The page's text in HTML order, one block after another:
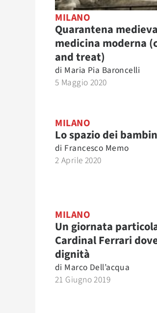
MILANO
Quarantena
medicina moderna
and treat)
di Maria Pia Baroncelli
5 Maggio 2020
MILANO
Lo spazio dei
di Francesco Memo
2 Aprile 2020
MILANO
Un giornata
Cardinal Ferrari
dignità
di Marco Dell’acqua
21 Giugno 2019